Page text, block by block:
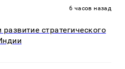
6 часов назад
стратегического